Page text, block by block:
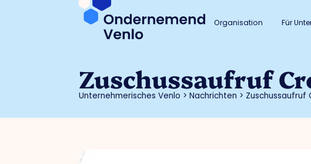
Organisation Für
Zuschussaufruf
Unternehmerisches Venlo >Nachrichten > Zuschussaufruf